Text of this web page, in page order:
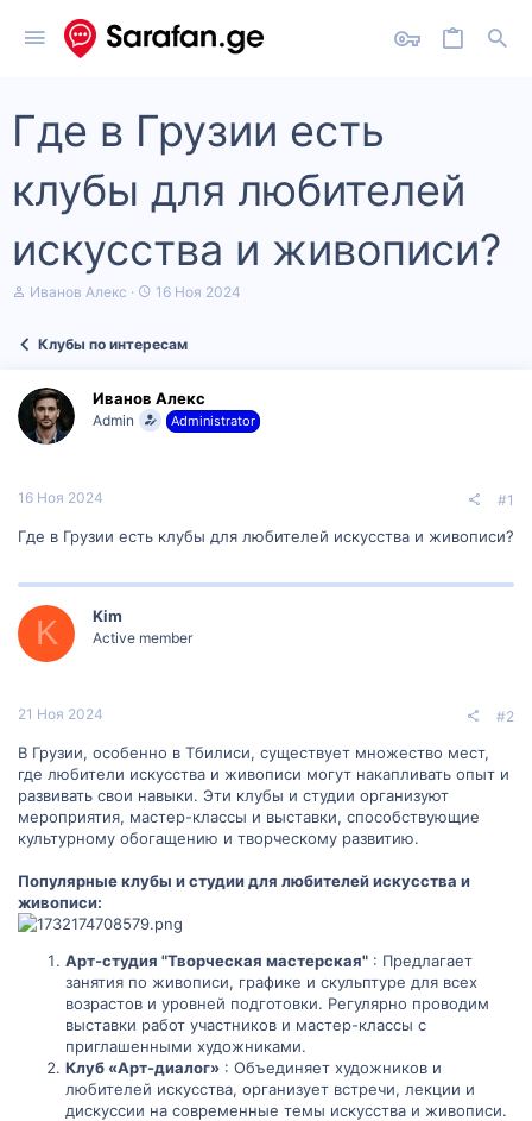
Где в Грузии есть
клубы для любителей
искусства и живописи?
А
т
е
м
ы
Иванов Алекс
Д
а
ч
а
16 Ноя 2024
Клубы по интересам
Иванов Алекс
Admin Administrator
16 Ноя 2024 #1
Где в Грузии есть клубы для любителей искусства и живописи?
K Kim
Active member
21 Ноя 2024 #2
В Грузии, особенно в Тбилиси, существует множество мест,
где любители искусства и живописи могут накапливать опыт и
развивать свои навыки. Эти клубы и студии организуют
мероприятия, мастер-классы и выставки, способствующие
культурному обогащению и творческому развитию.
Популярные клубы и студии для любителей искусства и
живописи:
Арт-студия "Творческая мастерская" : Предлагает
занятия по живописи, графике и скульптуре для всех
возрастов и уровней подготовки. Регулярно проводим
выставки работ участников и мастер-классы с
приглашенными художниками.
Клуб «Арт-диалог» : Объединяет художников и
любителей искусства, организует встречи, лекции и
дискуссии на современные темы искусства и живописи.